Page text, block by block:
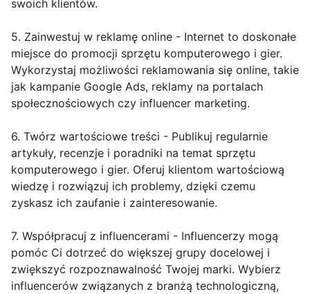
swoich klientów.
5. Zainwestuj w reklamę online - Internet to doskonałe
miejsce do promocji sprzętu komputerowego i gier.
Wykorzystaj możliwości reklamowania się online, takie
jak kampanie Google Ads, reklamy na portalach
społecznościowych czy influencer marketing.
6. Twórz wartościowe treści - Publikuj regularnie
artykuły, recenzje i poradniki na temat sprzętu
komputerowego i gier. Oferuj klientom wartościową
wiedzę i rozwiązuj ich problemy, dzięki czemu
zyskasz ich zaufanie i zainteresowanie.
7. Współpracuj z influencerami - Influencerzy mogą
pomóc Ci dotrzeć do większej grupy docelowej i
zwiększyć rozpoznawalność Twojej marki. Wybierz
influencerów związanych z branżą technologiczną,